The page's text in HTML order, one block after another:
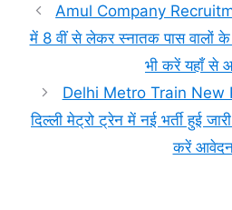
Amul Company
में 8 वीं से लेकर स्नातक पास वालों के
भी करें यहाँ से
Delhi Metro Train New
दिल्ली मेट्रो ट्रेन में नई भर्ती हुई
करें